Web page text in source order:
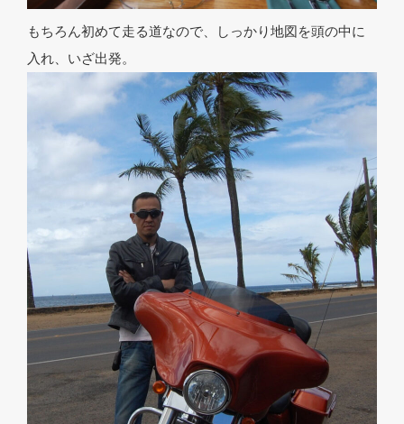
もちろん初めて走る道なので、しっかり地図を頭の中に
入れ、いざ出発。